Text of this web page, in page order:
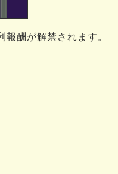
酬が解禁されます。